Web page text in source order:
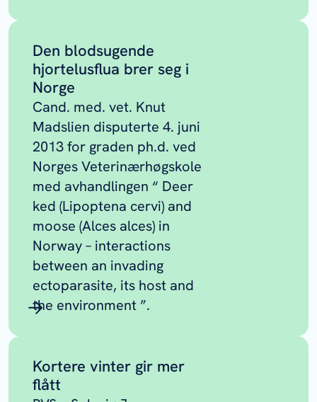
Den blodsugende
hjortelusflua brer seg i
Norge
Cand. med. vet. Knut
Madslien disputerte 4. juni
2013 for graden ph.d. ved
Norges Veterinærhøgskole
med avhandlingen “ Deer
ked (Lipoptena cervi) and
moose (Alces alces) in
Norway – interactions
between an invading
ectoparasite, its host and
the environment ”.
Kortere vinter gir mer
flått